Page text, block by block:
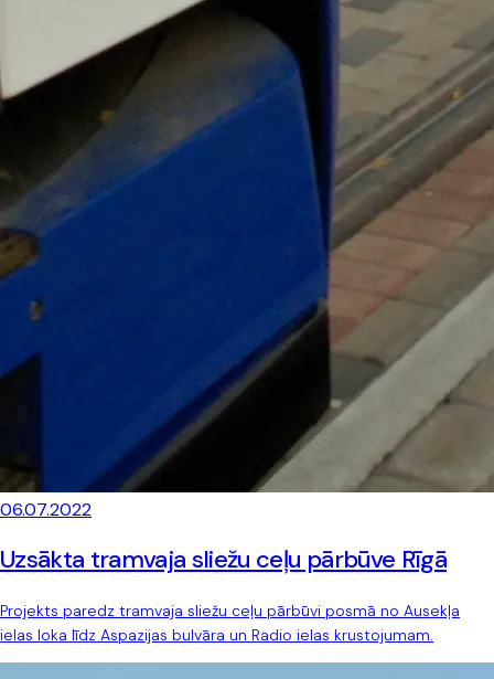
06.07.2022
Uzsākta tramvaja sliežu ceļu pārbūve Rīgā
Projekts paredz tramvaja sliežu ceļu pārbūvi posmā no Ausekļa
ielas loka līdz Aspazijas bulvāra un Radio ielas krustojumam.